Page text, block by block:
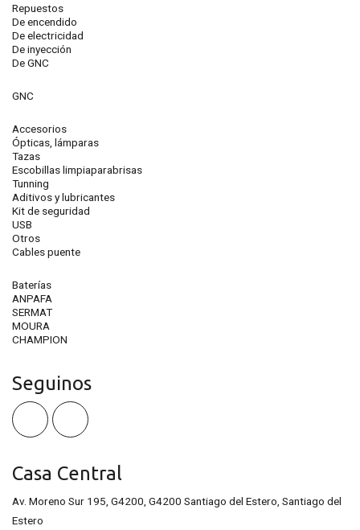
Repuestos
De encendido
De electricidad
De inyección
De GNC
GNC
Accesorios
Ópticas, lámparas
Tazas
Escobillas limpiaparabrisas
Tunning
Aditivos y lubricantes
Kit de seguridad
USB
Otros
Cables puente
Baterías
ANPAFA
SERMAT
MOURA
CHAMPION
Seguinos
Casa Central
Av. Moreno Sur 195, G4200, G4200 Santiago del Estero, Santiago del
Estero